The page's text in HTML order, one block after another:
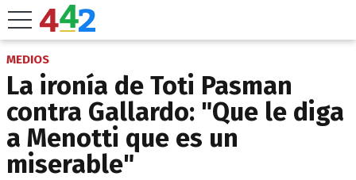
MEDIOS
La ironía de Toti Pasman
contra Gallardo: "Que le diga
a Menotti que es un
miserable"